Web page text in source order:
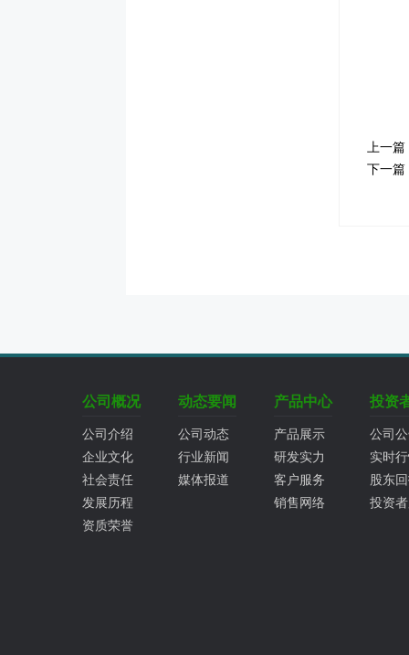
上一
下一篇
公司概况
公司介绍
企业文化
社会责任
发展历程
资质荣誉
动态要闻
公司动态
行业新闻
媒体报道
产品中心
产品展示
研发实力
客户服务
销售网络
投资
公司
实时
股东
投资